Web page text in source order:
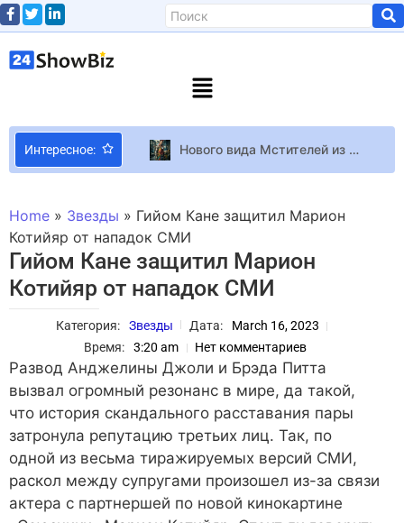
Интересное:
Нового вида Мстителей из Marvel засветили на свежих кадрах
36-летняя украинка из Херсона победила в конкурсе красоты Ms.World International 2023: “Какие же мы красивые и талантливые”
Melovin — Dreamer: что известно об участнике нацотбора на Евровидение 2024 и какие прогнозы букмекеров
Home » Звезды » Гийом Кане защитил Марион
Котийяр от нападок СМИ
Гийом Кане защитил Марион
Котийяр от нападок СМИ
Категория: Звезды Дата:
March 16, 2023
Время:
3:20 am Нет комментариев
Развод Анджелины Джоли и Брэда Питта
вызвал огромный резонанс в мире, да такой,
что история скандального расставания пары
затронула репутацию третьих лиц. Так, по
одной из весьма тиражируемых версий СМИ,
раскол между супругами произошел из-за связи
актера с партнершей по новой кинокартине